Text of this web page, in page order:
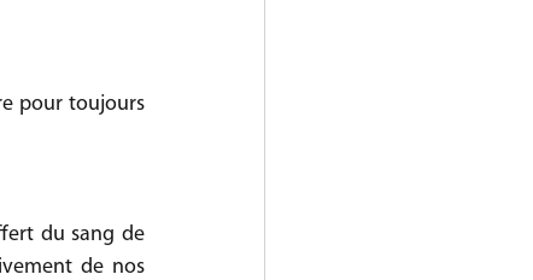
pour toujours
du sang de
de nos